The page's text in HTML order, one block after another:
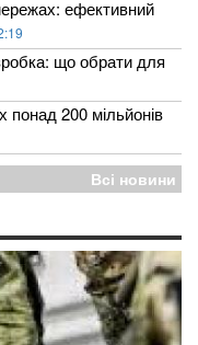
ефективний
що обрати для
понад 200 мільйонів
Всі новини